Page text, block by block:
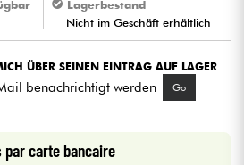
Lagerbestand
Nicht im Geschäft erhältlich
ÜBER SEINEN EINTRAG AUF LAGER
benachrichtigt werden Go
par carte bancaire